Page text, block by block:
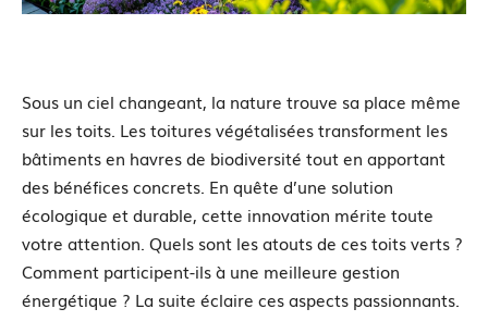
Sous un ciel changeant, la nature trouve sa place même
sur les toits. Les toitures végétalisées transforment les
bâtiments en havres de biodiversité tout en apportant
des bénéfices concrets. En quête d’une solution
écologique et durable, cette innovation mérite toute
votre attention. Quels sont les atouts de ces toits verts ?
Comment participent-ils à une meilleure gestion
énergétique ? La suite éclaire ces aspects passionnants.